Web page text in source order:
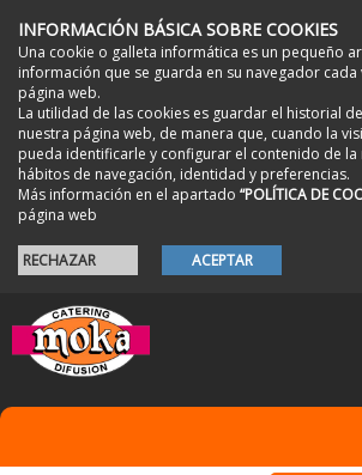
INFORMACIÓN BÁSICA SOBRE COOKIES
Una cookie o galleta informática es un pequeño
información que se guarda en su navegador cada
página web.
La utilidad de las cookies es guardar el historial
nuestra página web, de manera que, cuando la
pueda identificarle y configurar el contenido de la
hábitos de navegación, identidad y preferencias.
Más información en el apartado “POLÍTICA DE
página web
RECHAZAR ACEPTAR